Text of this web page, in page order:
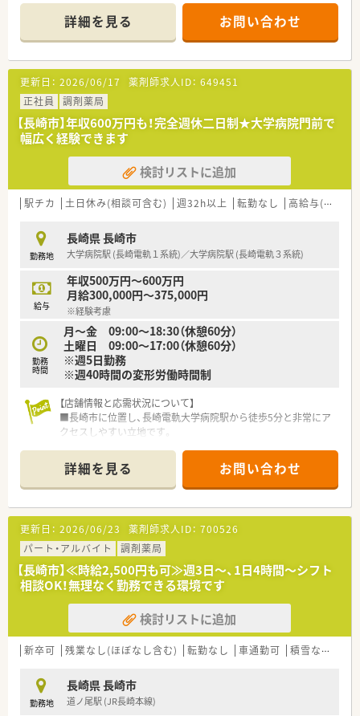
＼多科目応需でスキルアップ／（長崎市エリア担当より）
総合病院門前で幅広い科目を応需し、無菌調剤室も完備しているため、高度
る環境が整っています。
＊------------------------------------------＊
＼未経験からでも安心の指導体制／（長崎市エリア担当より）
入社後は3ヶ月から半年を目安に、独り立ちまでしっかりサポートするスケジ
してスタートできます。
＊------------------------------------------＊
＼多科目応需でスキルアップ／（長崎市エリア担当より）
総合病院門前で幅広い科目を応需し、無菌調剤室も完備しているため、高度な
る環境が整っています。
【店舗情報と応需状況について】
■最寄りの石橋駅からは少し離れておりますが、車通勤が可能で近隣にはス
な立地です。
■総合病院の門前薬局として多岐にわたる診療科目の処方箋を1日約120枚ほ
おります。
■施設在宅や居宅の患者様への対応も積極的に行っており、地域医療に深く
のある環境です。
【法人特徴について】
■長崎市を中心に複数店舗を展開しており、1953年の創業以来、地域に根差
■会社全体で電子薬歴や自動一包化機械などの最新設備を導入し、業務効率
力に推進しています。
■経営陣は現場の意見を尊重し、年齢を問わず定年後も長く安心して就業で
境を整えております。
【職場環境と雰囲気】
■幅広い年齢層のスタッフが活躍しており、忘年会や歓送迎会などの社内行
流が行われています。
■社長や経営陣との距離が近く、現場の声を直接届けやすいアットホームで
土が根付いております。
■忙しい時間帯も多いですが、スタッフ同士で助け合いながら、常に前向きな
に取り組んでいます。
【想定されるモデル年収】
■プライベートの時間をしっかり確保できる月8休制を選択した場合、年収
■しっかりと収入を得たい方向けの4週6休制を選択した場合は、年収550万
デル年収です。
可能な求人です。
詳細を見る お問い合わせ
更新日： 2026/06/17 薬剤師求人ID： 649451
正社員
調剤薬局
【長崎市】年収600万円も！完全週休二日制★大学病院門前で
幅広く経験できます
検討リストに追加
駅チカ 土日休み(相談可含む) 週32h以上 転勤なし 高給与(600万円以上)
勤務地
長崎県 長崎市
大学病院駅 (長崎電軌１系統)／大学病院駅 (長崎電軌３系統)
給与
年収500万円～600万円
月給300,000円～375,000円
※経験考慮
勤務
時間
月～金 09:00～18:30（休憩60分）
土曜日 09:00～17:00（休憩60分）
※週5日勤務
※週40時間の変形労働時間制
【店舗情報と応需状況について】
■長崎市に位置し、長崎電軌大学病院駅から徒歩5分と非常にア
クセスしやすい立地です。
需しています。
■薬剤師は常勤3名、午前パート1名、事務員3名体制で、協力して
業務に取り組んでいます。
■若いスタッフも多く活気があります
■2023年に70周年を迎えた薬局です
■完全週休2日制が魅力の薬局です。メリハリをつけた勤務が可
能です。
【募集背景と求める人物像について】
■今回の募集は増員のためであり、新たな仲間を迎え入れ、体制
をさらに強化したいと考えています。
■多岐にわたる応需科目の処方箋に対応できる、学習意欲の高い
方を歓迎しています。
■患者様一人ひとりに丁寧な服薬指導を行い、地域医療に貢献し
【求人情報について】
■経験を考慮し、年収500万円から600万円が可能であり、高収
詳細を見る お問い合わせ
更新日： 2026/06/23 薬剤師求人ID： 700526
パート・アルバイト
調剤薬局
【長崎市】≪時給2,500円も可≫週3日～、1日4時間～シフト
相談OK！無理なく勤務できる環境です
検討リストに追加
新卒可 残業なし(ほぼなし含む) 転勤なし 車通勤可 積雪なし
勤務地
長崎県 長崎市
道ノ尾駅 (JR長崎本線)